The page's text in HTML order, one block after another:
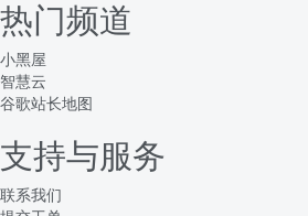
热门频道
小黑屋
智慧云
谷歌站长地图
支持与服务
联系我们